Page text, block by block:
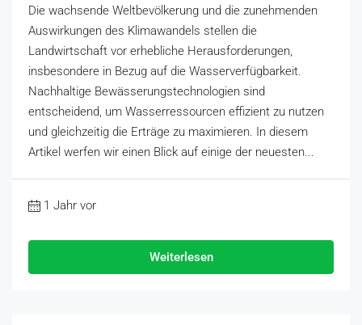
Die wachsende Weltbevölkerung und die zunehmenden
Auswirkungen des Klimawandels stellen die
Landwirtschaft vor erhebliche Herausforderungen,
insbesondere in Bezug auf die Wasserverfügbarkeit.
Nachhaltige Bewässerungstechnologien sind
entscheidend, um Wasserressourcen effizient zu nutzen
und gleichzeitig die Erträge zu maximieren. In diesem
Artikel werfen wir einen Blick auf einige der neuesten...
1 Jahr vor
Weiterlesen